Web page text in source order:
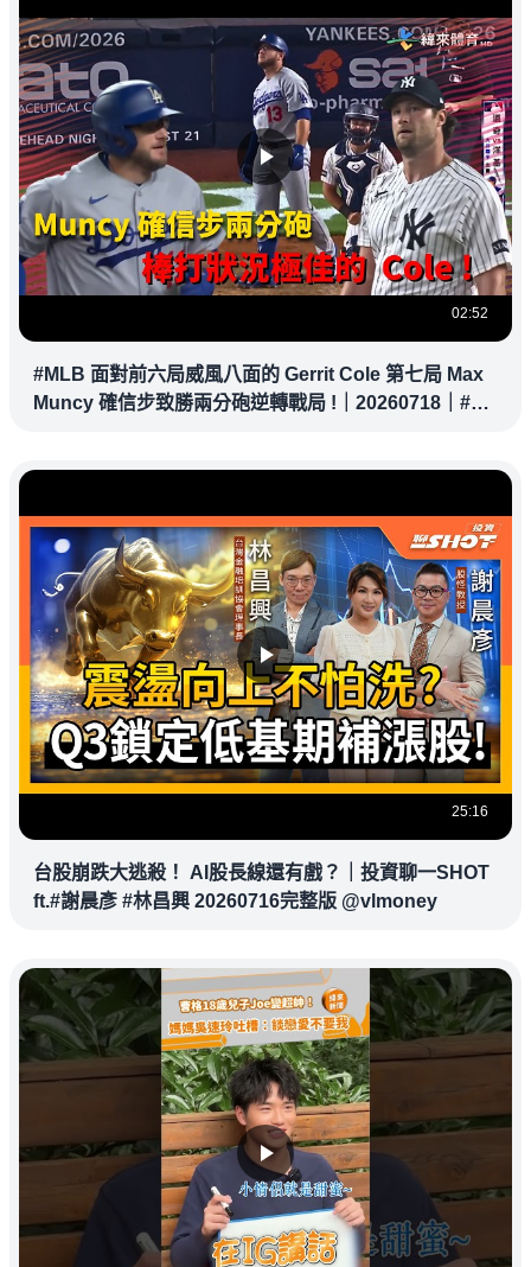
02:52
#MLB 面對前六局威風八面的 Gerrit Cole 第七局 Max
Muncy 確信步致勝兩分砲逆轉戰局 !｜20260718｜#洛
25:16
台股崩跌大逃殺！ AI股長線還有戲？｜投資聊一SHOT
ft.#謝晨彥 #林昌興 20260716完整版 @vlmoney